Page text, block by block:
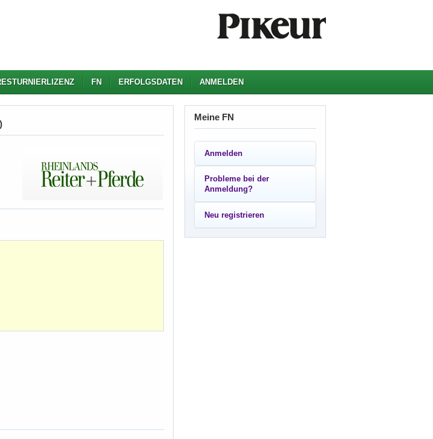
FN ERFOLGSDATEN ANMELDEN
Meine FN
Anmelden
Probleme bei der
Anmeldung?
Neu registrieren